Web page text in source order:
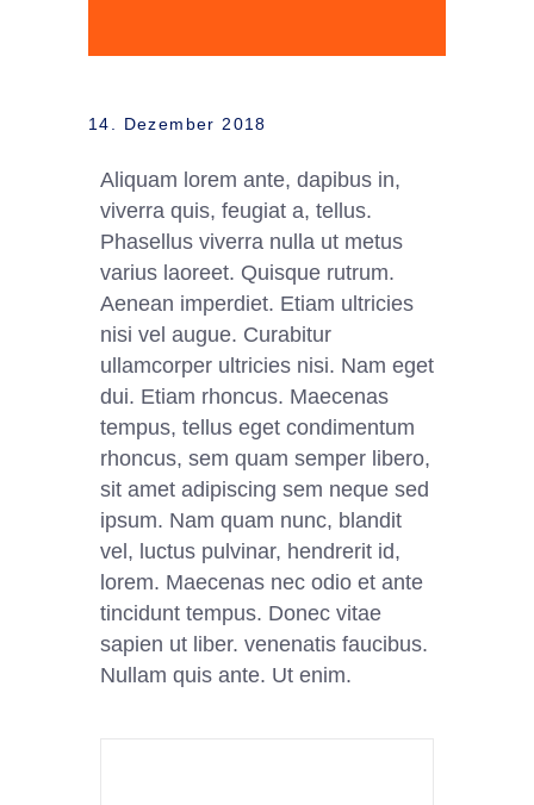
14. Dezember 2018
Aliquam lorem ante, dapibus in,
viverra quis, feugiat a, tellus.
Phasellus viverra nulla ut metus
varius laoreet. Quisque rutrum.
Aenean imperdiet. Etiam ultricies
nisi vel augue. Curabitur
ullamcorper ultricies nisi. Nam eget
dui. Etiam rhoncus. Maecenas
tempus, tellus eget condimentum
rhoncus, sem quam semper libero,
sit amet adipiscing sem neque sed
ipsum. Nam quam nunc, blandit
vel, luctus pulvinar, hendrerit id,
lorem. Maecenas nec odio et ante
tincidunt tempus. Donec vitae
sapien ut liber. venenatis faucibus.
Nullam quis ante. Ut enim.